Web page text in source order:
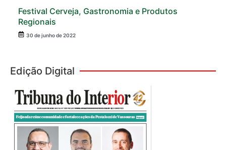
Festival Cerveja, Gastronomia e Produtos
Regionais
30 de junho de 2022
Edição Digital